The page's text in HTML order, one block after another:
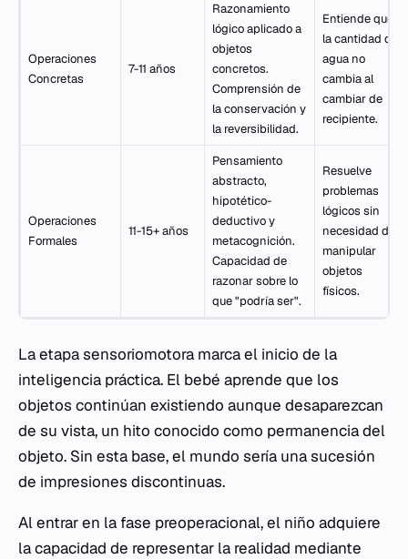
Operaciones
Concretas
7-11 años
Razonamiento
lógico aplicado a
objetos
concretos.
Comprensión de
la conservación y
la reversibilidad.
Entiende que
la cantidad de
agua no
cambia al
cambiar de
recipiente.
Operaciones
Formales
11-15+ años
Pensamiento
abstracto,
hipotético-
deductivo y
metacognición.
Capacidad de
razonar sobre lo
que "podría ser".
Resuelve
problemas
lógicos sin
necesidad de
manipular
objetos
físicos.
La etapa sensoriomotora marca el inicio de la
inteligencia práctica. El bebé aprende que los
objetos continúan existiendo aunque desaparezcan
de su vista, un hito conocido como permanencia del
objeto. Sin esta base, el mundo sería una sucesión
de impresiones discontinuas.
Al entrar en la fase preoperacional, el niño adquiere
la capacidad de representar la realidad mediante